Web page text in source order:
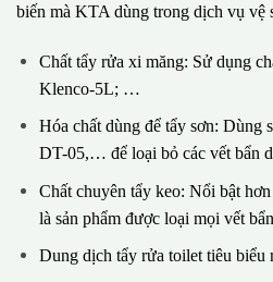
biến mà KTA dùng trong dịch vụ vệ
Chất tẩy rửa xi măng: Sử dụng
Klenco-5L; …
Hóa chất dùng để tẩy sơn: Dùng
DT-05,… để loại bỏ các vết bẩn
Chất chuyên tẩy keo: Nổi bật
là sản phẩm được loại mọi vết
Dung dịch tẩy rửa toilet tiêu biểu